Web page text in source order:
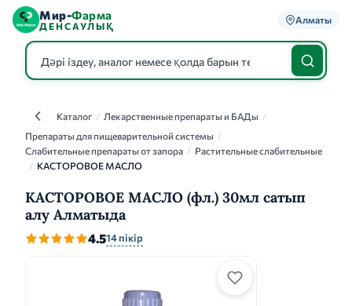
Мир-Фарма
ДЕНСАУЛЫҚ
Алматы
КаталогКаталог / Лекарственные препараты и БАДы /
Препараты для пищеварительной системы /
Слабительные препараты от запора / Растительные слабительные
/ КАСТОРОВОЕ МАСЛО
КАСТОРОВОЕ МАСЛО (фл.) 30мл сатып
алу Алматыда
4.514 пікір